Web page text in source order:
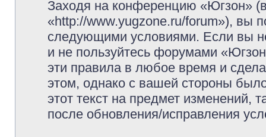
Заходя на конференцию «Югзон»
«http://www.yugzone.ru/forum»), вы
следующими условиями. Если вы
и не пользуйтесь форумами
эти правила в любое время и
этом, однако с вашей стороны
этот текст на предмет изменений,
после обновления/исправления